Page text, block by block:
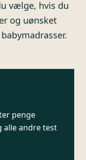
vælge, hvis du
og uønsket
penge
alle andre test